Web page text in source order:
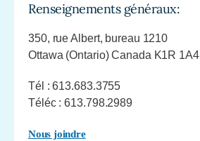
Renseignements généraux:
350, rue Albert, bureau 1210
Ottawa (Ontario) Canada K1R 1A4
Tél : 613.683.3755
Téléc : 613.798.2989
Nous joindre